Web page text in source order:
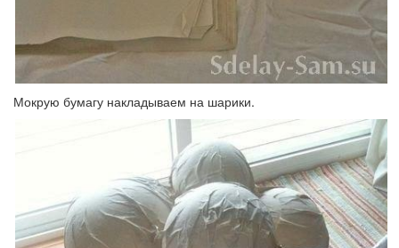
Мокрую бумагу накладываем на шарики.